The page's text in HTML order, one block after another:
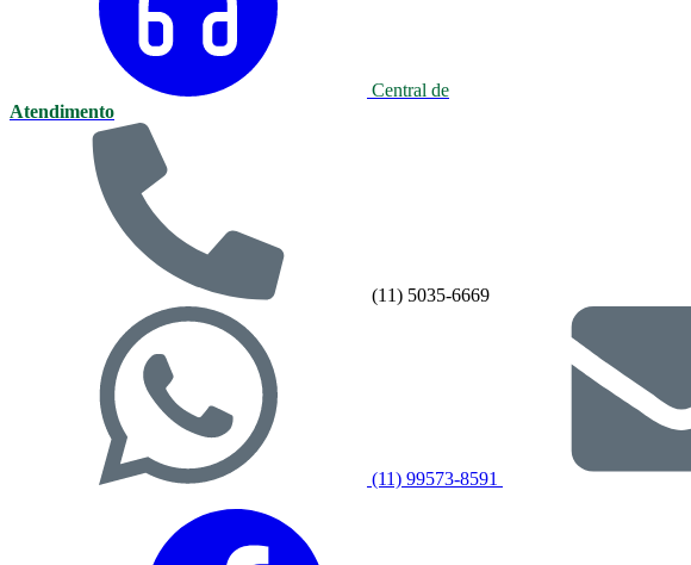
Central de
Atendimento
(11) 5035-6669
(11) 99573-8591